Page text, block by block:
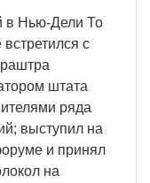
в Нью-Дели То
с
штата
ряда
выступил на
и принял
на